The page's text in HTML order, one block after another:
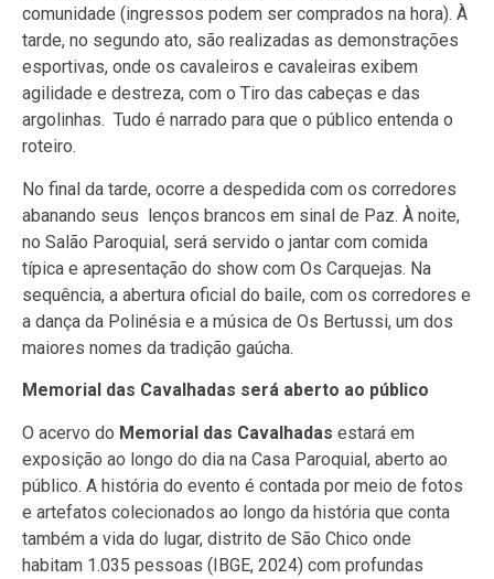
comunidade (ingressos podem ser comprados na hora). À
tarde, no segundo ato, são realizadas as demonstrações
esportivas, onde os cavaleiros e cavaleiras exibem
agilidade e destreza, com o Tiro das cabeças e das
argolinhas. Tudo é narrado para que o público entenda o
roteiro.
No final da tarde, ocorre a despedida com os corredores
abanando seus lenços brancos em sinal de Paz. À noite,
no Salão Paroquial, será servido o jantar com comida
típica e apresentação do show com Os Carquejas. Na
sequência, a abertura oficial do baile, com os corredores e
a dança da Polinésia e a música de Os Bertussi, um dos
maiores nomes da tradição gaúcha.
Memorial das Cavalhadas será aberto ao público
O acervo do Memorial das Cavalhadas estará em
exposição ao longo do dia na Casa Paroquial, aberto ao
público. A história do evento é contada por meio de fotos
e artefatos colecionados ao longo da história que conta
também a vida do lugar, distrito de São Chico onde
habitam 1.035 pessoas (IBGE, 2024) com profundas